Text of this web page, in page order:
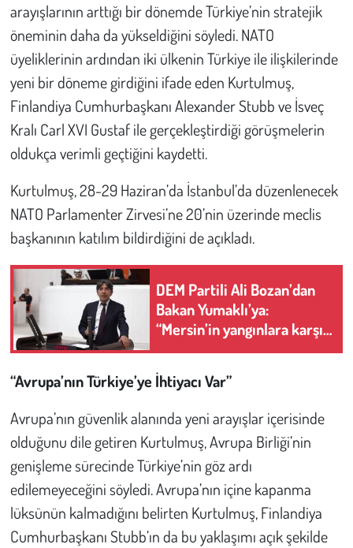
arayışlarının arttığı bir dönemde Türkiye’nin stratejik
öneminin daha da yükseldiğini söyledi. NATO
üyeliklerinin ardından iki ülkenin Türkiye ile ilişkilerinde
yeni bir döneme girdiğini ifade eden Kurtulmuş,
Finlandiya Cumhurbaşkanı Alexander Stubb ve İsveç
Kralı Carl XVI Gustaf ile gerçekleştirdiği görüşmelerin
oldukça verimli geçtiğini kaydetti.
Kurtulmuş, 28-29 Haziran’da İstanbul’da düzenlenecek
NATO Parlamenter Zirvesi’ne 20’nin üzerinde meclis
başkanının katılım bildirdiğini de açıkladı.
DEM Partili Ali Bozan’dan
Bakan Yumaklı’ya:
“Mersin’in yangınlara karşı
hazırlık kapasitesi ne
düzeyde?”
“Avrupa’nın Türkiye’ye İhtiyacı Var”
Avrupa’nın güvenlik alanında yeni arayışlar içerisinde
olduğunu dile getiren Kurtulmuş, Avrupa Birliği’nin
genişleme sürecinde Türkiye’nin göz ardı
edilemeyeceğini söyledi. Avrupa’nın içine kapanma
lüksünün kalmadığını belirten Kurtulmuş, Finlandiya
Cumhurbaşkanı Stubb’ın da bu yaklaşımı açık şekilde
Tarih
Hukuk
Tarım
Son Dakika
Eğlence